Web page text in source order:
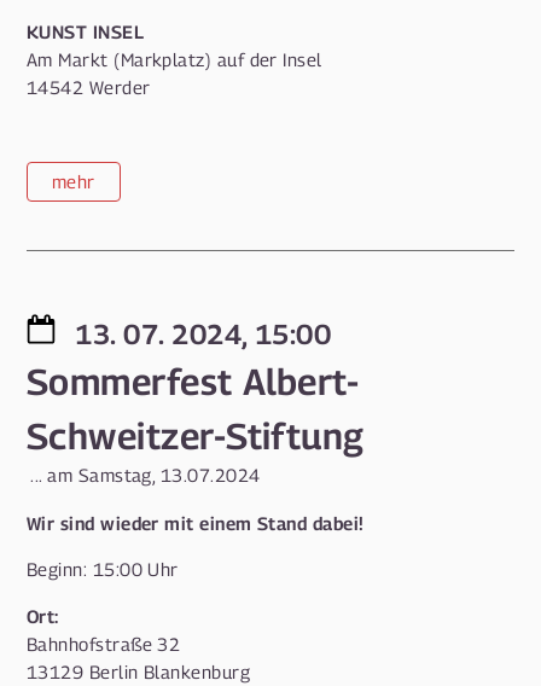
KUNST INSEL
Am Markt (Markplatz) auf der Insel
14542 Werder
mehr
13. 07. 2024, 15:00
Sommerfest Albert-
Schweitzer-Stiftung
... am Samstag, 13.07.2024
Wir sind wieder mit einem Stand dabei!
Beginn: 15:00 Uhr
Ort:
Bahnhofstraße 32
13129 Berlin Blankenburg